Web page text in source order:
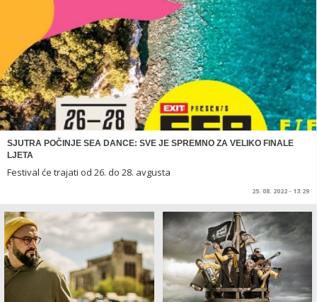
SJUTRA POČINJE SEA DANCE: SVE JE SPREMNO ZA VELIKO FINALE
LJETA
Festival će trajati od 26. do 28. avgusta
25. 08. 2022 - 13:29